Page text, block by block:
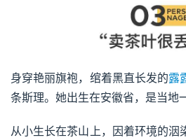
身穿艳丽旗袍，绾着黑直长发的露
条斯理。她出生在安徽省，是当地
从小生长在茶山上，因着环境的洇